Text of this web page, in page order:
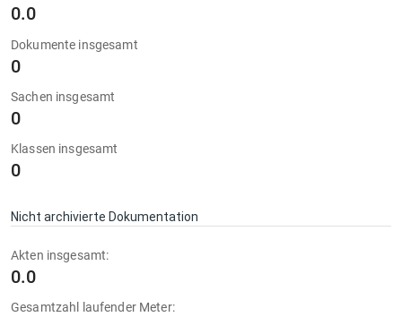
0.0
Dokumente insgesamt
0
Sachen insgesamt
0
Klassen insgesamt
0
Nicht archivierte Dokumentation
Akten insgesamt:
0.0
Gesamtzahl laufender Meter: